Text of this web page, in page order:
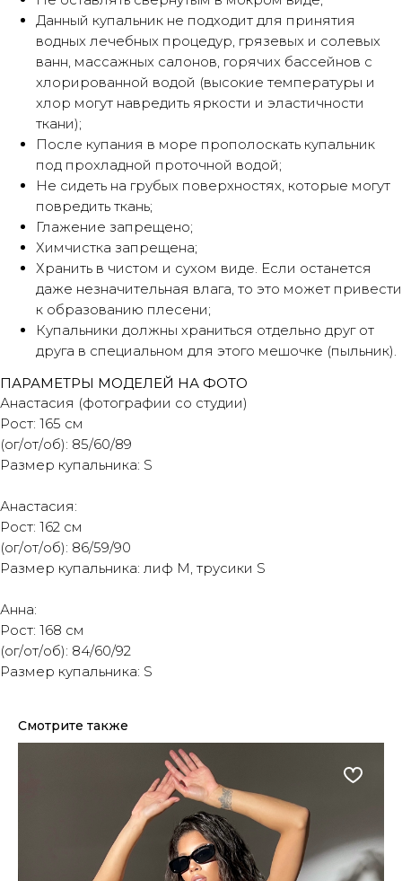
Данный купальник не подходит для принятия
водных лечебных процедур, грязевых и солевых
ванн, массажных салонов, горячих бассейнов с
хлорированной водой (высокие температуры и
хлор могут навредить яркости и эластичности
ткани);
После купания в море прополоскать купальник
под прохладной проточной водой;
Не сидеть на грубых поверхностях, которые могут
повредить ткань;
Глажение запрещено;
Химчистка запрещена;
Хранить в чистом и сухом виде. Если останется
даже незначительная влага, то это может привести
к образованию плесени;
Купальники должны храниться отдельно друг от
друга в специальном для этого мешочке (пыльник).
ПАРАМЕТРЫ МОДЕЛЕЙ НА ФОТО
Анастасия (фотографии со студии)
Рост: 165 см
(ог/от/об): 85/60/89
Размер купальника: S
Анастасия:
Рост: 162 см
(ог/от/об): 86/59/90
Размер купальника: лиф M, трусики S
Анна:
Рост: 168 см
(ог/от/об): 84/60/92
Размер купальника: S
Смотрите также